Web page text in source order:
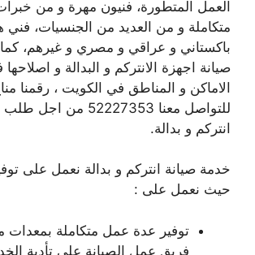
العمل المتطورة، فنيون مهرة و من
متكاملة و من العديد من الجنسيات، فني
باكستاني و عراقي و مصري و غيرهم،
صيانة اجهزة الانتركم و البدالة و
الاماكن و المناطق في الكويت ، رقمنا
للتواصل معنا 52227353
انتركم و بدالة.
خدمة صيانة انتركم و بدالة نعمل على
حيث نعمل على :
توفير عدة عمل متكاملة بمعدات
فريق عمل الصيانة على تأدية